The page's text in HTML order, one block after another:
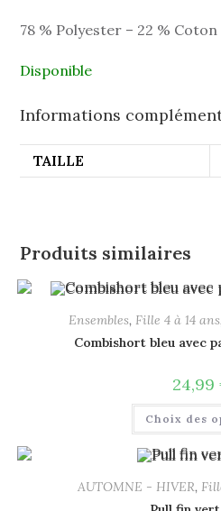
78 % Polyester – 22 % Coton
Disponible
Informations
TAILLE
Produits similaires
Ensembles, Fille 4 à 14 ans
Combishort bleu avec
24,99
Choix des
AUTOMNE - HIVER,